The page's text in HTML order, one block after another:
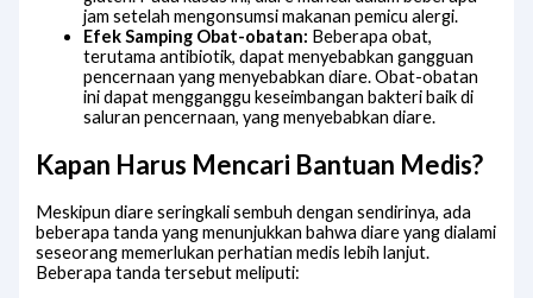
jam setelah mengonsumsi makanan pemicu alergi.
Efek Samping Obat-obatan: Beberapa obat,
terutama antibiotik, dapat menyebabkan gangguan
pencernaan yang menyebabkan diare. Obat-obatan
ini dapat mengganggu keseimbangan bakteri baik di
saluran pencernaan, yang menyebabkan diare.
Kapan Harus Mencari Bantuan Medis?
Meskipun diare seringkali sembuh dengan sendirinya, ada
beberapa tanda yang menunjukkan bahwa diare yang dialami
seseorang memerlukan perhatian medis lebih lanjut.
Beberapa tanda tersebut meliputi: